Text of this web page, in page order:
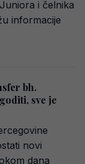
i čelnika
informacije
bh.
sve je
novi
dana